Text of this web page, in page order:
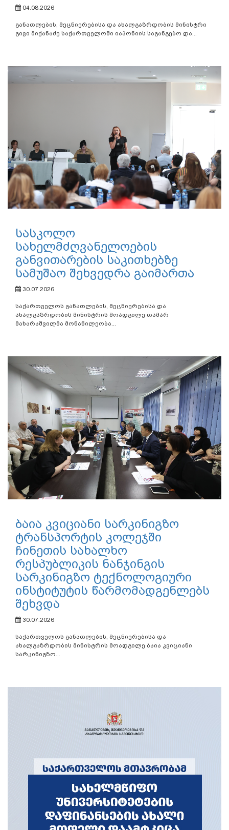
04.08.2026
განათლების, მეცნიერებისა და ახალგაზრდობის მინისტრი
გივი მიქანაძე საქართველოში იაპონიის საგანგებო და...
სასკოლო
სახელმძღვანელოების
განვითარების საკითხებზე
სამუშაო შეხვედრა გაიმართა
30.07.2026
საქართველოს განათლების, მეცნიერებისა და
ახალგაზრდობის მინისტრის მოადგილე თამარ
მახარაშვილმა მონაწილეობა...
ბაია კვიციანი სარკინიგზო
ტრანსპორტის კოლეჯში
ჩინეთის სახალხო
რესპუბლიკის ნანჯინგის
სარკინიგზო ტექნოლოგიური
ინსტიტუტის წარმომადგენლებს
შეხვდა
30.07.2026
საქართველოს განათლების, მეცნიერებისა და
ახალგაზრდობის მინისტრის მოადგილე ბაია კვიციანი
სარკინიგზო...